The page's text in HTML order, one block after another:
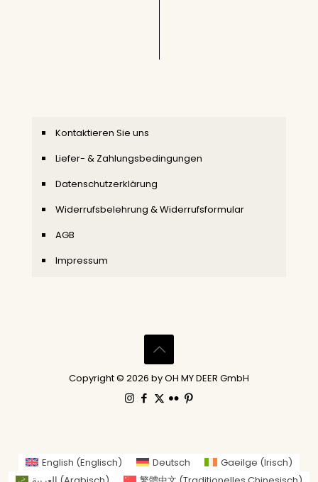
Kontaktieren Sie uns
Liefer- & Zahlungsbedingungen
Datenschutzerklärung
Widerrufsbelehrung & Widerrufsformular
AGB
Impressum
Copyright © 2026 by OH MY DEER GmbH
English (Englisch) Deutsch Gaeilge (Irisch)